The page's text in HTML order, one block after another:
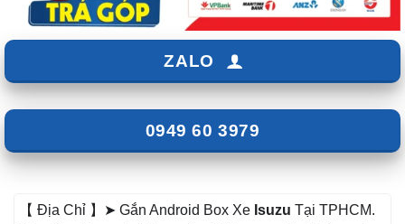
ZALO
0949 60 3979
【 Địa Chỉ 】➤ Gắn Android Box Xe Isuzu Tại TPHCM.